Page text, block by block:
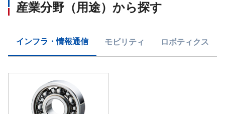
産業分野（用途）から探す
インフラ・情報通信 モビリティ ロボティクス